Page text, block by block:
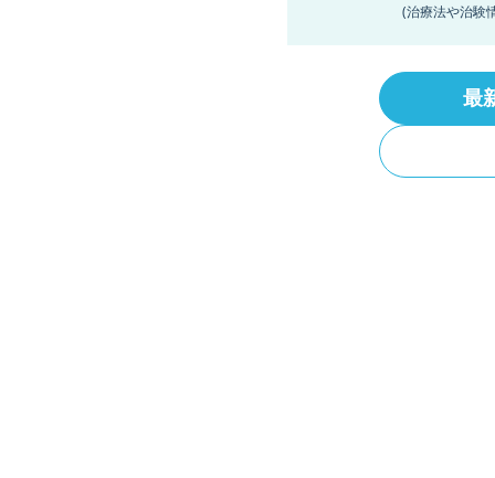
(治療法や治験
最